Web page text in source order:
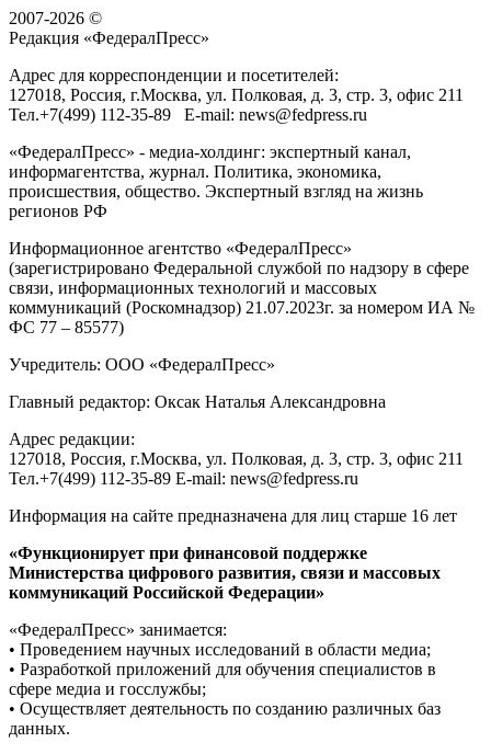
2007-2026 ©
Редакция «ФедералПресс»
Адрес для корреспонденции и посетителей:
127018, Россия, г.Москва, ул. Полковая, д. 3, стр. 3, офис 211
Тел.+7(499) 112-35-89 E-mail: news@fedpress.ru
«ФедералПресс» - медиа-холдинг: экспертный канал,
информагентства, журнал. Политика, экономика,
происшествия, общество. Экспертный взгляд на жизнь
регионов РФ
Информационное агентство «ФедералПресс»
(зарегистрировано Федеральной службой по надзору в сфере
связи, информационных технологий и массовых
коммуникаций (Роскомнадзор) 21.07.2023г. за номером ИА №
ФС 77 – 85577)
Учредитель: ООО «ФедералПресс»
Главный редактор: Оксак Наталья Александровна
Адрес редакции:
127018, Россия, г.Москва, ул. Полковая, д. 3, стр. 3, офис 211
Тел.+7(499) 112-35-89 E-mail: news@fedpress.ru
Информация на сайте предназначена для лиц старше 16 лет
«Функционирует при финансовой поддержке
Министерства цифрового развития, связи и массовых
коммуникаций Российской Федерации»
«ФедералПресс» занимается:
• Проведением научных исследований в области медиа;
• Разработкой приложений для обучения специалистов в
сфере медиа и госслужбы;
• Осуществляет деятельность по созданию различных баз
данных.